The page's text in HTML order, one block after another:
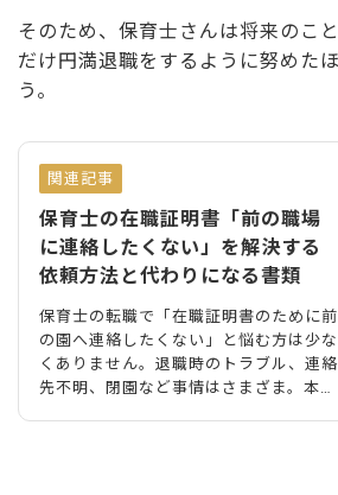
そのため、保育士さんは将来のこ
だけ円満退職をするように努めた
う。
関連記事
保育士の在職証明書「前の職場
に連絡したくない」を解決する
依頼方法と代わりになる書類
保育士の転職で「在職証明書のために前
の園へ連絡したくない」と悩む方は少な
くありません。退職時のトラブル、連絡
先不明、閉園など事情はさまざま。本記